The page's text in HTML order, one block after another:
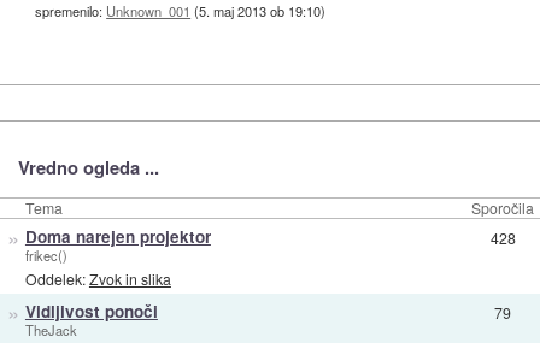
spremenilo: Unknown_001 (5. maj 2013 ob 19:10)
Vredno ogleda ...
Tema Sporočila
» Doma narejen projektor
frikec()
Oddelek:Zvok in slika
428
» Vidljivost ponoči
TheJack
79